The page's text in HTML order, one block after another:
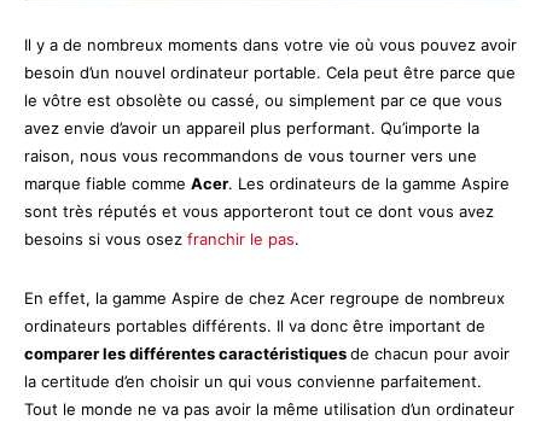
Il y a de nombreux moments dans votre vie où vous pouvez avoir
besoin d’un nouvel ordinateur portable. Cela peut être parce que
le vôtre est obsolète ou cassé, ou simplement par ce que vous
avez envie d’avoir un appareil plus performant. Qu’importe la
raison, nous vous recommandons de vous tourner vers une
marque fiable comme Acer. Les ordinateurs de la gamme Aspire
sont très réputés et vous apporteront tout ce dont vous avez
besoins si vous osez franchir le pas.
En effet, la gamme Aspire de chez Acer regroupe de nombreux
ordinateurs portables différents. Il va donc être important de
comparer les différentes caractéristiquesde chacun pour avoir
la certitude d’en choisir un qui vous convienne parfaitement.
Tout le monde ne va pas avoir la même utilisation d’un ordinateur